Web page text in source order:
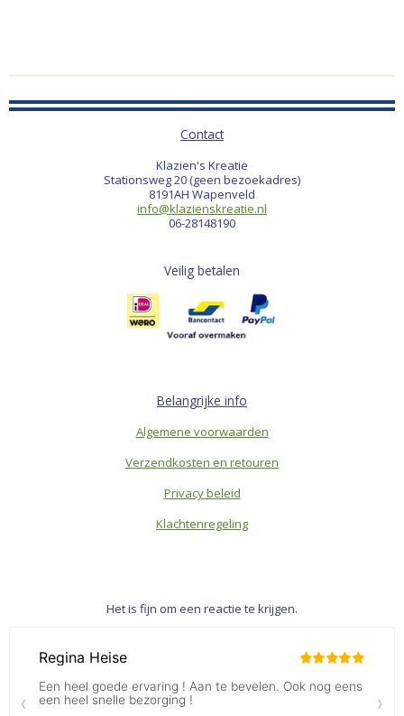
Contact
Klazien's Kreatie
Stationsweg 20 (geen bezoekadres)
8191AH Wapenveld
info@klazienskreatie.nl
06-28148190
Veilig betalen
Belangrijke info
Algemene voorwaarden
Verzendkosten en retouren
Privacy beleid
Klachtenregeling
Het is fijn om een reactie te krijgen.